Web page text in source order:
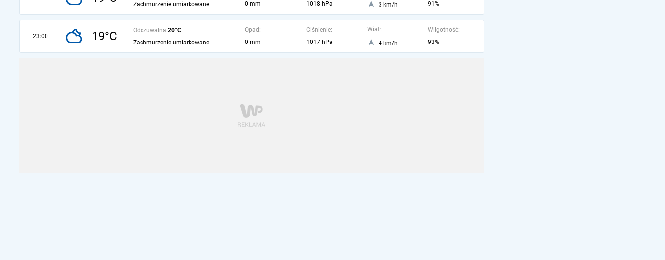
Zachmurzenie umiarkowane
0 mm
1018 hPa
3 km/h
91%
23:00 19°C Odczuwalna 20°C
Zachmurzenie umiarkowane
Opad:
0 mm
Ciśnienie:
1017 hPa
Wiatr:
4 km/h
Wilgotność:
93%